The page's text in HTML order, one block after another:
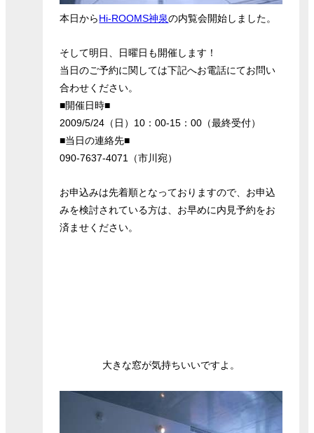
本日からHi-ROOMS神泉の内覧会開始しました。
そして明日、日曜日も開催します！
当日のご予約に関しては下記へお電話にてお問い
合わせください。
■開催日時■
2009/5/24（日）10：00-15：00（最終受付）
■当日の連絡先■
090-7637-4071（市川宛）
お申込みは先着順となっておりますので、お申込
みを検討されている方は、お早めに内見予約をお
済ませください。
大きな窓が気持ちいいですよ。